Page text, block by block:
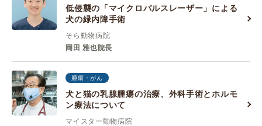
低侵襲の「マイクロパルスレーザー」による
犬の緑内障手術
そら動物病院
岡田 雅也院長
腫瘍・がん
犬と猫の乳腺腫瘍の治療、外科手術とホルモ
ン療法について
マイスター動物病院